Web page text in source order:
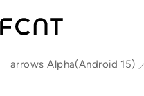
arrows Alpha(Android 15)